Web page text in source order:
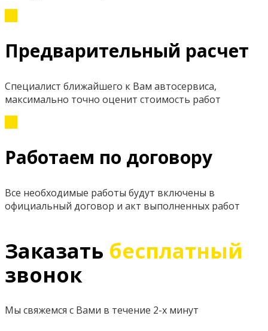
Предварительный расчет
Специалист ближайшего к Вам автосервиса,
максимально точно оценит стоимость работ
Работаем по договору
Все необходимые работы будут включены в
официальный договор и акт выполненных работ
Заказать бесплатный
звонок
Мы свяжемся с Вами в течение 2-х минут